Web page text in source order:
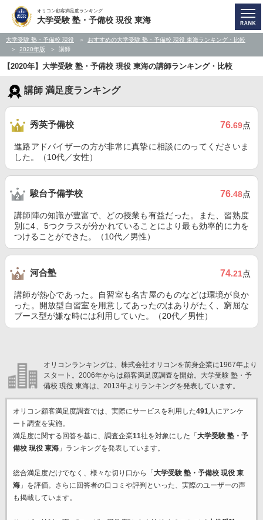
オリコン顧客満足度ランキング
大学受験 塾・予備校 現役 東海
大学受験 塾・予備校 現役
おすすめの大学受験 塾・予備校 現役 東海ランキング・比較
2020年版
講師
【2020年】大学受験 塾・予備校 現役 東海の講師ランキング・比較
講師 満足度ランキング
秀英予備校 76.69点
進路アドバイザーの方が非常に真摯に相談にのってくださいま
した。（10代／女性）
駿台予備学校 76.48点
講師陣の知識が豊富で、どの授業も有益だった。また、習熟度
別に4、5つクラスが分かれていることにより最も効率的に力を
つけることができた。（10代／男性）
河合塾 74.21点
講師が熱心であった。自習室も名古屋のものなどは環境が良か
った。開放型自習室を用意してあったのはありがたく、窮屈な
ブース型が嫌な時には利用していた。（20代／男性）
オリコンランキングは、株式会社オリコンを前身企業に1967年より
スタート。2006年からは顧客満足度調査を開始。大学受験 塾・予
備校 現役 東海は、2013年よりランキングを発表しています。
オリコン顧客満足度調査では、実際にサービスを利用した491人にアンケ
ート調査を実施。
満足度に関する回答を基に、調査企業11社を対象にした「 大学受験 塾・予
備校 現役 東海」ランキングを発表しています。
総合満足度だけでなく、様々な切り口から「 大学受験 塾・予備校 現役 東
海」を評価。さらに回答者の口コミや評判といった、実際のユーザーの声
も掲載しています。